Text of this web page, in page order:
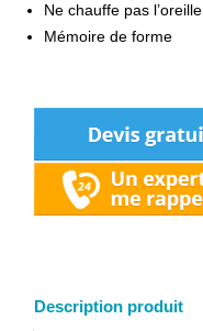
Ne chauffe pas l’oreille
Mémoire de forme
Description produit